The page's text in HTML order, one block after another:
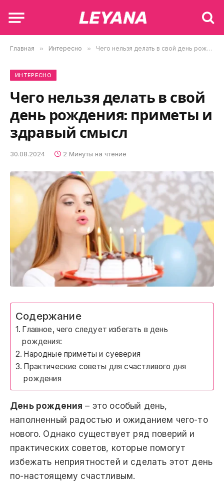
Главная » Интересно » Чего нельзя делать в свой день рождения: приметы и здравый смысл
ИНТЕРЕСНО
Чего нельзя делать в свой
день рождения: приметы и
здравый смысл
30.08.2024 2 Минуты на чтение
Содержание
Главное, чего следует избегать в день
рождения:
Народные приметы и суеверия
Практические советы для счастливого дня
рождения
День рождения – это особый день,
наполненный радостью и ожиданием чего-то
нового. Однако существует ряд поверий и
практических советов, которые помогут
избежать неприятностей и сделать этот день
по-настоящему счастливым.